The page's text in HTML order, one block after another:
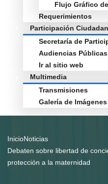
Flujo Gráfico
Requerimientos
Participación
Secretaría de
Audiencias Públicas
Ir al sitio web
Multimedia
Transmisiones
Galería de Imágenes
InicioNoticias
Debaten sobre libertad de
protección a la maternidad